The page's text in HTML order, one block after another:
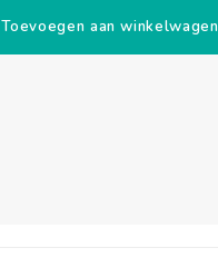
Toevoegen aan winkelwagen